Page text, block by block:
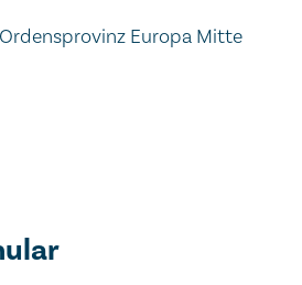
Europa Mitte
Formular